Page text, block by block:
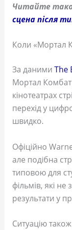
Читайте
сцена після
Коли «Мортал
За даними The
Мортал
кінотеатрах
перехід у
швидко.
Офіційно
але подібна
типовою для
фільмів, які
результати у
Ситуацію також